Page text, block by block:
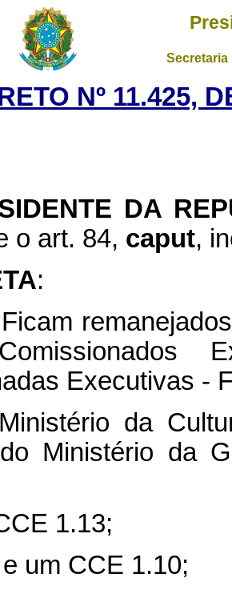
Nº 11.425,
DA
o art. 84, caput,
:
Executivas -
da
Ministério da
1.13;
um CCE 1.10;